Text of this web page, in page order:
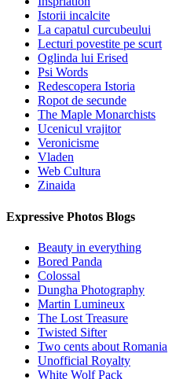
Istorii incalcite
La capatul curcubeului
Lecturi povestite pe scurt
Oglinda lui Erised
Psi Words
Redescopera Istoria
Ropot de secunde
The Maple Monarchists
Ucenicul vrajitor
Veronicisme
Vladen
Web Cultura
Zinaida
Expressive Photos Blogs
Beauty in everything
Bored Panda
Colossal
Dungha Photography
Martin Lumineux
The Lost Treasure
Twisted Sifter
Two cents about Romania
Unofficial Royalty
White Wolf Pack